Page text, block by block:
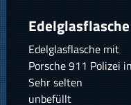
Edelglasflasche mit
Porsche 911 Polizei
Sehr selten
unbefüllt